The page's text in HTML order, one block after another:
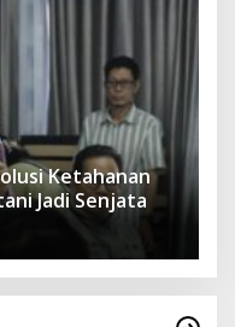
Ketahanan
Jadi Senjata